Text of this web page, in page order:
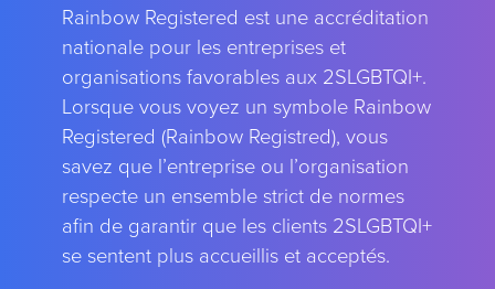
Rainbow Registered est une accréditation
nationale pour les entreprises et
organisations favorables aux 2SLGBTQI+.
Lorsque vous voyez un symbole Rainbow
Registered (Rainbow Registred), vous
savez que l’entreprise ou l’organisation
respecte un ensemble strict de normes
afin de garantir que les clients 2SLGBTQI+
se sentent plus accueillis et acceptés.